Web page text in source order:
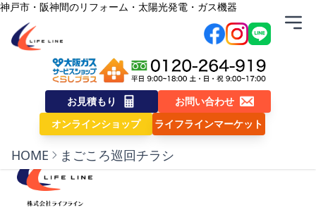
内容をスキップ
神戸市・阪神間のリフォーム・太陽光発電・ガス機器
株式会社ライフライン
お見積もり
お問い合わせ
オンラインショップ
ライフラインマーケット
HOME まごころ巡回チラシ
まごころ巡回チラシ
まごころ巡回チラシ